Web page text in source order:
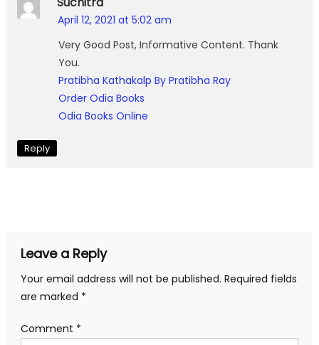
April 12, 2021 at 5:02 am
Very Good Post, Informative Content. Thank
You.
Pratibha Kathakalp By Pratibha Ray
Order Odia Books
Odia Books Online
Reply
Leave a Reply
Your email address will not be published. Required fields
are marked *
Comment *